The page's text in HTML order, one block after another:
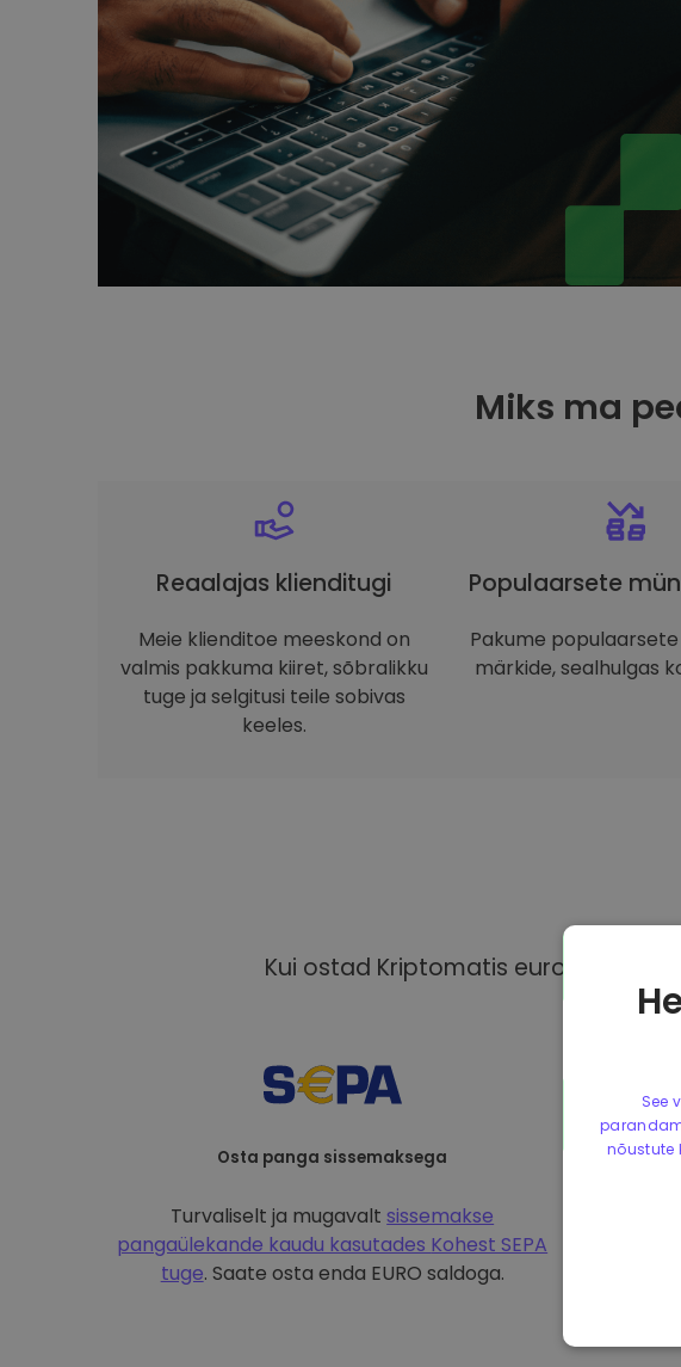
Miks ma
Reaalajas klienditugi
Meie klienditoe meeskond on
valmis pakkuma kiiret, sõbralikku
tuge ja selgitusi teile sobivas
keeles.
Populaarsete
Pakume
märkide, sealhulgas
Kui ostad Kriptomatis eurodega,
Osta panga sissemaksega
Turvaliselt ja mugavaltsissemakse
pangaülekande kaudu kasutades Kohest SEPA
tuge. Saate osta enda EURO saldoga.
See
nõustute